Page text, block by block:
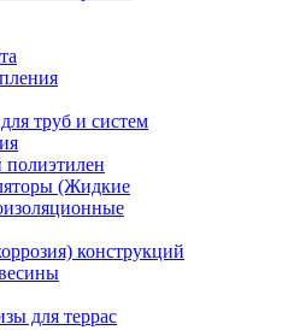
труб и систем
(Жидкие
конструкций
для террас